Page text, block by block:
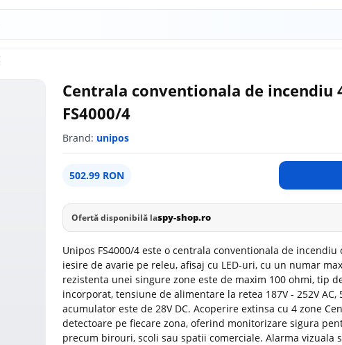
Centrala conventionala de incendiu
FS4000/4
Brand: unipos
502.99 RON
Ofertă disponibilă laspy-shop.ro
Unipos FS4000/4 este o centrala conventionala de incendiu
iesire de avarie pe releu, afisaj cu LED-uri, cu un numar
rezistenta unei singure zone este de maxim 100 ohmi, tip
incorporat, tensiune de alimentare la retea 187V - 252V
acumulator este de 28V DC. Acoperire extinsa cu 4 zone
detectoare pe fiecare zona, oferind monitorizare sigura
precum birouri, scoli sau spatii comerciale. Alarma vizuala